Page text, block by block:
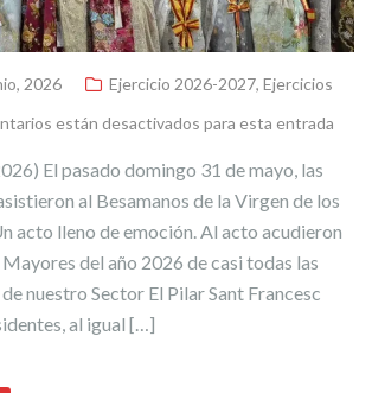
2026 Ejercicio 2026-2027, Ejercicios
están desactivados para esta entrada
El pasado domingo 31 de mayo, las
al Besamanos de la Virgen de los
acto lleno de emoción. Al acto acudieron
del año 2026 de casi todas las
nuestro Sector El Pilar Sant Francesc
al igual […]